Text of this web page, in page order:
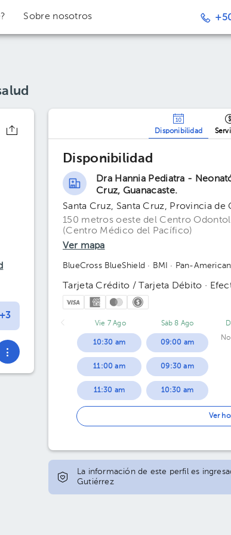
Sobre nosotros
Disponibilidad
Disponibilidad
Dra Hannia Pediatra -
Cruz, Guanacaste.
Santa Cruz, Santa Cruz, Provincia de
150 metros oeste del Centro
(Centro Médico del Pacífico)
Ver mapa
BlueCross BlueShield · BMI · Pan-
Tarjeta Crédito / Tarjeta Débito ·
Vie 7 Ago
10:30 am
11:00 am
11:30 am
01:00 pm
01:30 pm
Sáb 8 Ago
09:00 am
09:30 am
10:30 am
Ver
La información de este perfil es
Gutiérrez